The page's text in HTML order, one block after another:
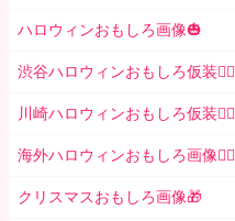
ハロウィンおもしろ画像🎃
渋谷ハロウィンおもしろ仮装👯‍♂️
川崎ハロウィンおもしろ仮装🧞‍♀️
海外ハロウィンおもしろ画像🧛‍♂️
クリスマスおもしろ画像🎁